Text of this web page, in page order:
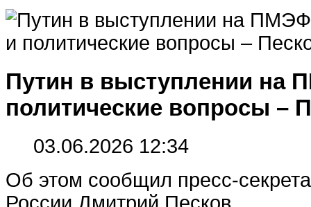
Путин в выступлении на
политические вопросы –
03.06.2026 12:34
Об этом сообщил пресс-